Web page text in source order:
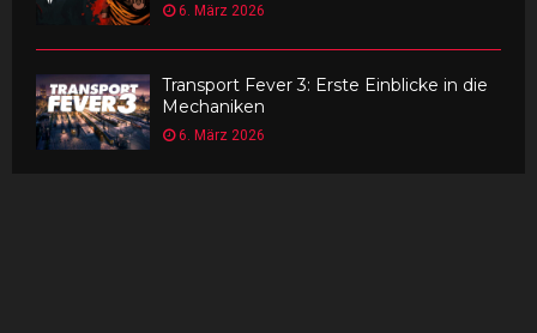
6. März 2026
Transport Fever 3: Erste Einblicke in die
Mechaniken
6. März 2026